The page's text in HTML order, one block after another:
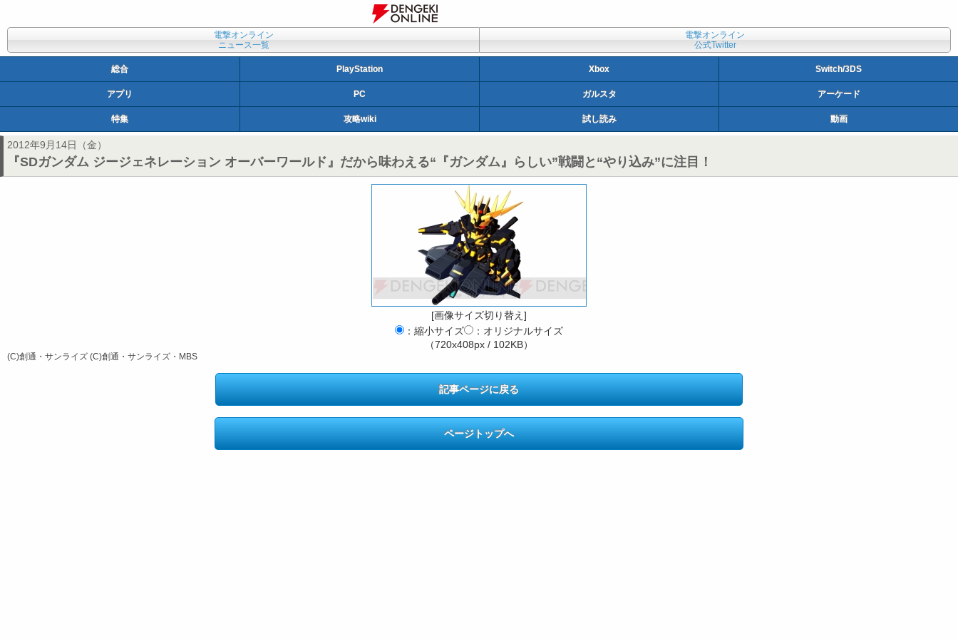
電撃オンライン
ニュース一覧
電撃オンライン
公式Twitter
総合 PlayStation Xbox Switch/3DS
アプリ PC ガルスタ アーケード
特集 攻略wiki 試し読み 動画
2012年9月14日（金）
『SDガンダム ジージェネレーション オーバーワールド』だから味わえる“『ガンダム』らしい”戦闘と“やり込み”に注目！
[画像サイズ切り替え]
：縮小サイズ
：オリジナルサイズ
（720x408px / 102KB）
(C)創通・サンライズ (C)創通・サンライズ・MBS
記事ページに戻る
ページトップへ